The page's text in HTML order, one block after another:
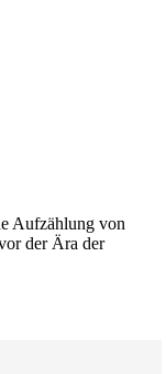
Aufzählung von
der Ära der